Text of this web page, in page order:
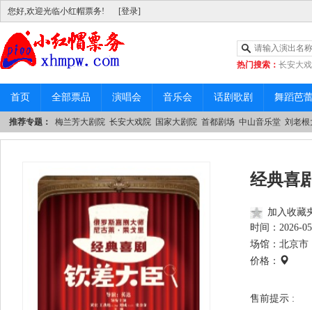
您好,欢迎光临小红帽票务! [登录]
热门搜索： 长安大
|中山音乐堂
首页 全部票品 演唱会 音乐会 话剧歌剧 舞蹈芭
推荐专题： 梅兰芳大剧院 长安大戏院 国家大剧院 首都剧场 中山音乐堂 刘老根
经典喜
加入收藏
时间： 2026-
场馆：北京市
价格：
售前提示 :